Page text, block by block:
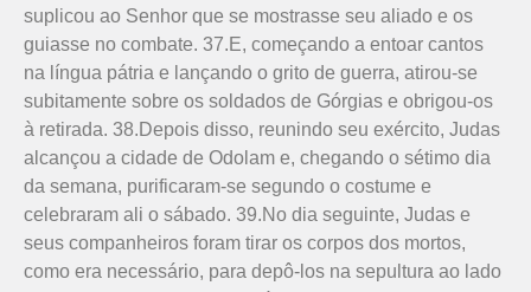
suplicou ao Senhor que se mostrasse seu aliado e os
guiasse no combate. 37.E, começando a entoar cantos
na língua pátria e lançando o grito de guerra, atirou-se
subitamente sobre os soldados de Górgias e obrigou-os
à retirada. 38.Depois disso, reunindo seu exército, Judas
alcançou a cidade de Odolam e, chegando o sétimo dia
da semana, purificaram-se segundo o costume e
celebraram ali o sábado. 39.No dia seguinte, Judas e
seus companheiros foram tirar os corpos dos mortos,
como era necessário, para depô-los na sepultura ao lado